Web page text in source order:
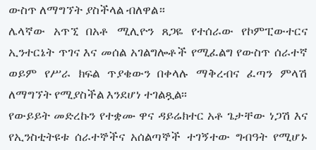
ውስጥ ለማግኘት ያስችላል ብለዋል።
ሌላኛው አጥኚ በአቶ ሚሊዮን ጸጋዬ የተሰራው የኮምፒውተርና
ኢንተርኔት ጥገና እና መሰል አገልግሎቶች የሚፈልግ የውስጥ ሰራተኛ
ወይም የሥራ ክፍል ጥያቄውን በቀላሉ ማቅረብና ፈጣን ምላሽ
ለማግኘት የሚያስችል እንደሆነ ተገልጿል፡፡
የውይይት መድረኩን የተቋሙ ዋና ዳይሬክተር አቶ ጌታቸው ነጋሽ እና
የኢንስቲትዩቱ ሰራተኞችና አሰልጣኞች ተገኝተው ግብዓት የሚሆኑ